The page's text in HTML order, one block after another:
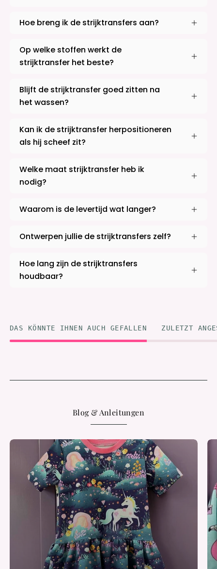
Hoe breng ik de strijktransfers aan?
Op welke stoffen werkt de
strijktransfer het beste?
Blijft de strijktransfer goed zitten na
het wassen?
Kan ik de strijktransfer herpositioneren
als hij scheef zit?
Welke maat strijktransfer heb ik
nodig?
Waarom is de levertijd wat langer?
Ontwerpen jullie de strijktransfers zelf?
Hoe lang zijn de strijktransfers
houdbaar?
DAS KÖNNTE IHNEN AUCH GEFALLEN ZULETZT
Blog & Anleitungen